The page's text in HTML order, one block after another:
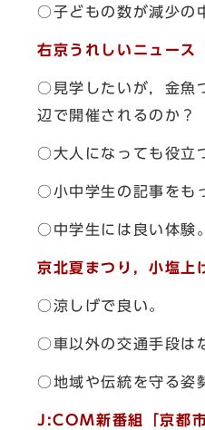
○子どもの数が減少の
右京うれしいニュース
○見学したいが，金魚
辺で開催されるのか？
○大人になっても役立
○小中学生の記事をも
○中学生には良い体験。
京北夏まつり，小塩上
○涼しげで良い。
○車以外の交通手段は
○地域や伝統を守る姿
J:COM新番組「京都